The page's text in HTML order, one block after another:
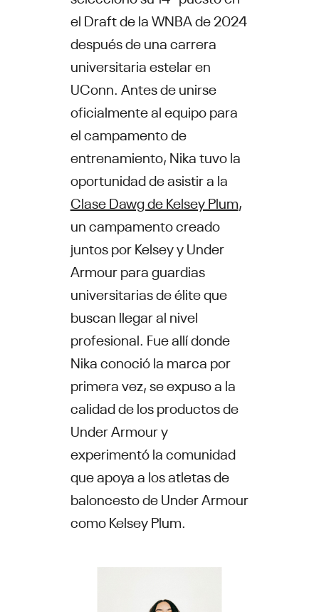
el Draft de la WNBA de 2024
después de una carrera
universitaria estelar en
UConn. Antes de unirse
oficialmente al equipo para
el campamento de
entrenamiento, Nika tuvo la
oportunidad de asistir a la
Clase Dawg de Kelsey Plum,
un campamento creado
juntos por Kelsey y Under
Armour para guardias
universitarias de élite que
buscan llegar al nivel
profesional. Fue allí donde
Nika conoció la marca por
primera vez, se expuso a la
calidad de los productos de
Under Armour y
experimentó la comunidad
que apoya a los atletas de
baloncesto de Under Armour
como Kelsey Plum.